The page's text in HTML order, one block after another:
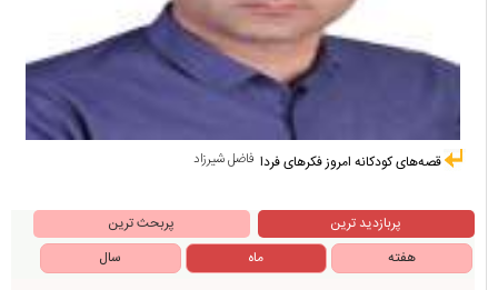
فاضل شیرزاد قصه‌های کودکانه امروز فکرهای فردا
پربازدید ترین
پربحث ترین
هفته
ماه سال